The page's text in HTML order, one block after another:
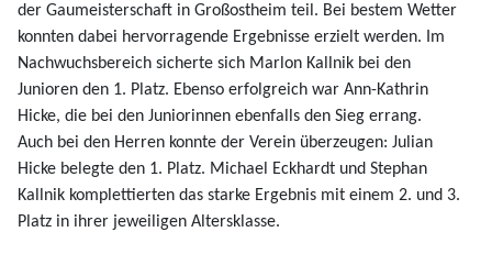
der Gaumeisterschaft in Großostheim teil. Bei bestem Wetter
konnten dabei hervorragende Ergebnisse erzielt werden. Im
Nachwuchsbereich sicherte sich Marlon Kallnik bei den
Junioren den 1. Platz. Ebenso erfolgreich war Ann-Kathrin
Hicke, die bei den Juniorinnen ebenfalls den Sieg errang.
Auch bei den Herren konnte der Verein überzeugen: Julian
Hicke belegte den 1. Platz. Michael Eckhardt und Stephan
Kallnik komplettierten das starke Ergebnis mit einem 2. und 3.
Platz in ihrer jeweiligen Altersklasse.